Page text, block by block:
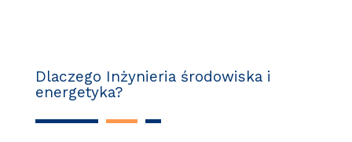
Dlaczego Inżynieria środowiska i
energetyka?